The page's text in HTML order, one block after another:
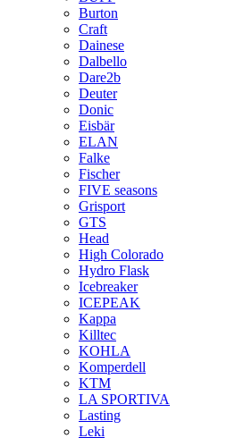
Burton
Craft
Dainese
Dalbello
Dare2b
Deuter
Donic
Eisbär
ELAN
Falke
Fischer
FIVE seasons
Grisport
GTS
Head
High Colorado
Hydro Flask
Icebreaker
ICEPEAK
Kappa
Killtec
KOHLA
Komperdell
KTM
LA SPORTIVA
Lasting
Leki